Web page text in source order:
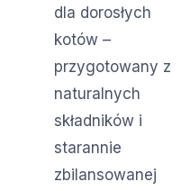
dla dorosłych
kotów –
przygotowany z
naturalnych
składników i
starannie
zbilansowanej